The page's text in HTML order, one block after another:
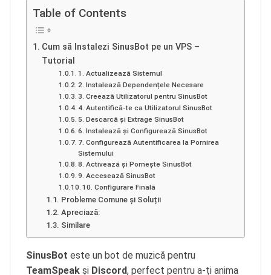
Table of Contents
Cum să Instalezi SinusBot pe un VPS –
Tutorial
1. Actualizează Sistemul
2. Instalează Dependențele Necesare
3. Creează Utilizatorul pentru SinusBot
4. Autentifică-te ca Utilizatorul SinusBot
5. Descarcă și Extrage SinusBot
6. Instalează și Configurează SinusBot
7. Configurează Autentificarea la Pornirea
Sistemului
8. Activează și Pornește SinusBot
9. Accesează SinusBot
10. Configurare Finală
Probleme Comune și Soluții
Apreciază:
Similare
SinusBot este un bot de muzică pentru
TeamSpeak și Discord, perfect pentru a-ți anima